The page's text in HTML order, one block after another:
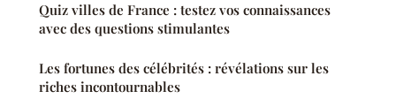
Quiz villes de France : testez vos connaissances
avec des questions stimulantes
Les fortunes des célébrités : révélations sur les
riches incontournables